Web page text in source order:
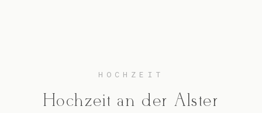
Hochzeitsfotograf Hamburg
HOCHZEIT
Hochzeit an der Alster